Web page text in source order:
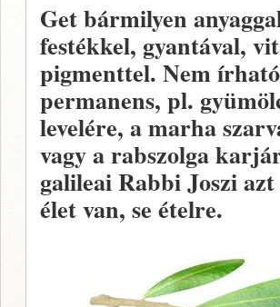
Get bármilyen
festékkel, gyantával,
pigmenttel. Nem
permanens, pl.
levelére, a marha
vagy a rabszolga
galileai Rabbi Joszi
élet van, se ételre.